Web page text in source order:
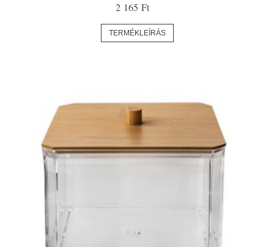
2 165 Ft
TERMÉKLEÍRÁS